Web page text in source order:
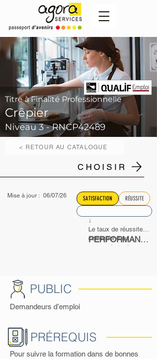
Titre à Finalité Professionnelle
Crêpier
Niveau 3 - RNCP42489
< RETOUR AU CATALOGUE
CHOISIR
Mise à jour : 06/07/26 SATISFACTION RÉUSSITE
↓
Le taux de réussite
correspond au
pourcentage de
PERFORMANCE
PUBLIC
Demandeurs d’emploi
PRÉREQUIS
Pour suivre la formation dans de bonnes